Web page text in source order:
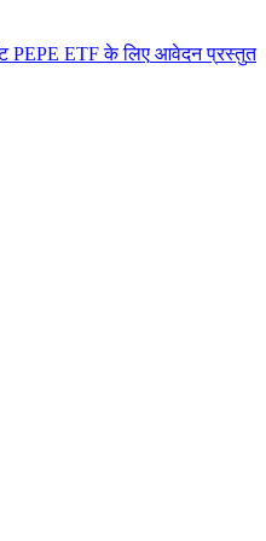
PEPE ETF क लए आवदन परसतत